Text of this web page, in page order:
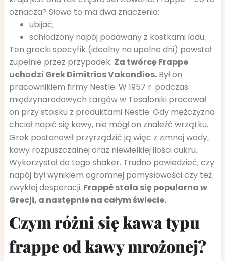
oznacza? Słowo to ma dwa znaczenia:
ubijać;
schłodzony napój podawany z kostkami lodu.
Ten grecki specyfik (idealny na upalne dni) powstał
zupełnie przez przypadek. Za twórcę Frappe
uchodzi Grek Dimitrios Vakondios. Był on
pracownikiem firmy Nestle. W 1957 r. podczas
międzynarodowych targów w Tesaloniki pracował
on przy stoisku z produktami Nestle. Gdy mężczyzna
chciał napić się kawy, nie mógł on znaleźć wrzątku.
Grek postanowił przyrządzić ją więc z zimnej wody,
kawy rozpuszczalnej oraz niewielkiej ilości cukru.
Wykorzystał do tego shaker. Trudno powiedzieć, czy
napój był wynikiem ogromnej pomysłowości czy też
zwykłej desperacji. Frappé stała się popularna w
Grecji, a następnie na całym świecie.
Czym różni się kawa typu
frappe od kawy mrożonej?